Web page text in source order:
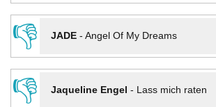
👎
JADE- Angel Of My Dreams
👎
Jaqueline Engel - Lass mich raten